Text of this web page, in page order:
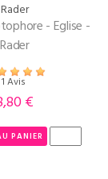
Rader
- Eglise -
Rader
1 Avis
€
PANIER